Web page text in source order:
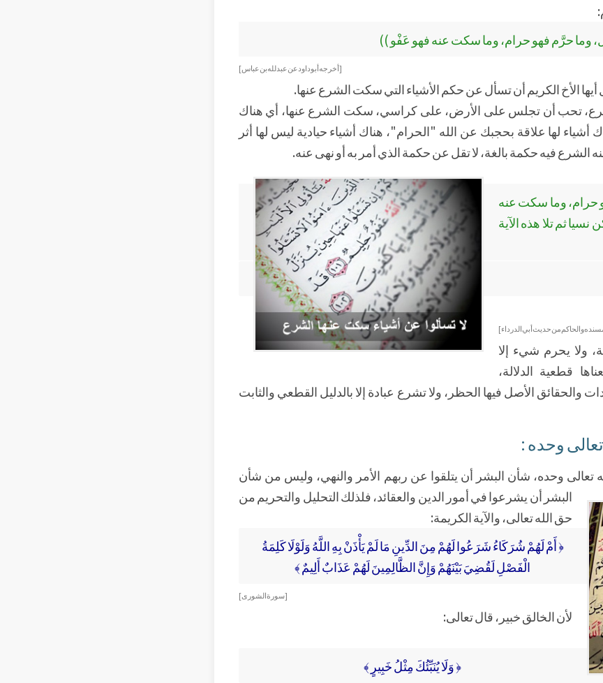
وما حرَّم فهو حرام، وما سكت عنه فهو عَفْو ))
[أخرجه أبو داود عن عبد لله بن عباس ]
الأخ الكريم أن تسأل عن حكم الأشياء التي سكت الشرع عنها.
تحب أن تجلس على الأرض، على كراسي، سكت الشرع عنها، أي هناك
أشياء لها علاقة بحجبك عن الله "الحرام"، هناك أشياء حيادية ليس لها أثر
فيه حكمة بالغة، لا تقل عن حكمة الذي أمر به أو نهى عنه.
حرام، وما سكت عنه
نسيا ثم تلا هذه الآية
و الحاكم من حديث أبي الدرداء]
ولا يحرم شيء إلا
قطعية الدلالة،
والحقائق الأصل فيها الحظر، ولا تشرع عبادة إلا بالدليل القطعي والثابت
تعالى وحده، شأن البشر أن يتلقوا عن ربهم الأمر والنهي، وليس من شأن
البشر أن يشرعوا في أمور الدين والعقائد، فلذلك التحليل والتحريم من
حق الله تعالى، والآية الكريمة:
﴿ أَمْ لَهُمْ شُرَكَاءُ شَرَعُوا لَهُمْ مِنَ الدِّينِ مَا لَمْ يَأْذَنْ بِهِ اللَّهُ وَلَوْلَا كَلِمَةُ
الْفَصْلِ لَقُضِيَ بَيْنَهُمْ وَإِنَّ الظَّالِمِينَ لَهُمْ عَذَابٌ أَلِيمٌ ﴾
[ سورة الشورى ]
لأن الخالق خبير، قال تعالى:
﴿ وَلَا يُنَبِّئُكَ مِثْلُ خَبِيرٍ ﴾